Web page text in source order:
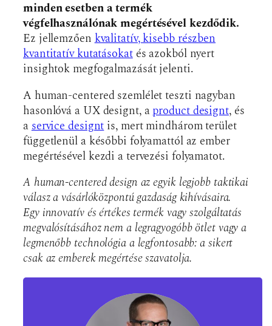
minden esetben a termék
végfelhasználónak megértésével kezdődik.
Ez jellemzőenkvalitatív, kisebb részben
kvantitatív kutatásokatés azokból nyert
insightok megfogalmazását jelenti.
A human-centered szemlélet teszti nagyban
hasonlóvá a UX designt, aproduct designt, és
aservice designtis, mert mindhárom terület
függetlenül a későbbi folyamattól az ember
megértésével kezdi a tervezési folyamatot.
A human-centered design az egyik legjobb taktikai
válasz a vásárlóközpontú gazdaság kihívásaira.
Egy innovatív és értékes termék vagy szolgáltatás
megvalósításához nem a legragyogóbb ötlet vagy a
legmenőbb technológia a legfontosabb: a sikert
csak az emberek megértése szavatolja.